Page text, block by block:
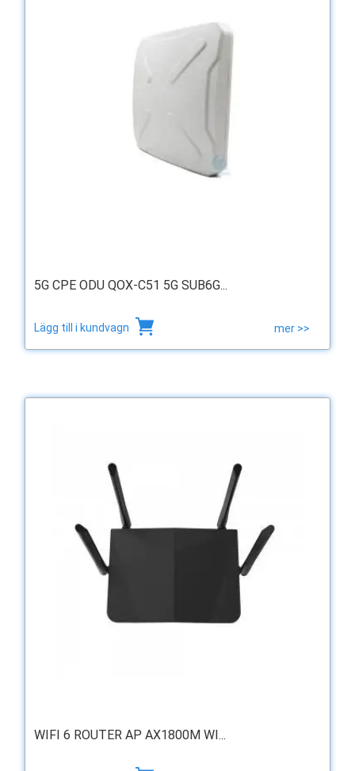
5G CPE ODU QOX-C51 5G SUB6G...
Lägg till i kundvagn mer >>
WIFI 6 ROUTER AP AX1800M WI...